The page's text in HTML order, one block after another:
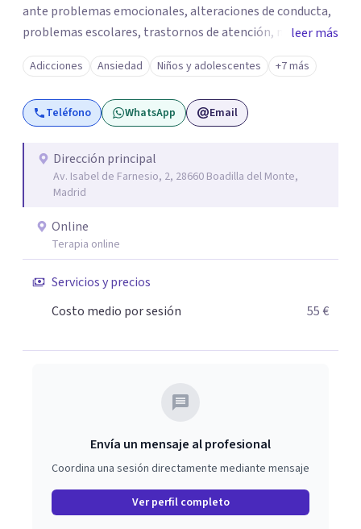
ante problemas emocionales, alteraciones de conducta,
problemas escolares, trastornos de atención, miedos,
ansiedad. El apoyo a los padres es un pilar importante de
mi trabajo, dotándoles de herramientas que les ayuden a
comprender mejor a su hijo en cada etapa y sentirse
apoyados en su inestimable labor, desde el respeto a las
En la terapia con adultos y pareja utilizo un enfoque
integrador, relacional, concibo al ser humano como un
ser activo y con un alto poder de cambio, soy especialista
en tratamiento de depresiones, ansiedad, fobias,
adicciones, duelos, conflictos de pareja.
leer más
Adicciones Ansiedad Niños y adolescentes +7 más
Teléfono WhatsApp Email
Dirección principal
Av. Isabel de Farnesio, 2, 28660 Boadilla del Monte,
Madrid
Online
Terapia online
Servicios y precios
Costo medio por sesión
55 €
Envía un mensaje al profesional
Coordina una sesión directamente mediante mensaje
Ver perfil completo